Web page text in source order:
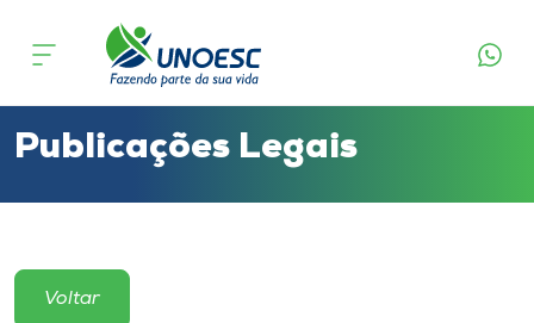
Cursos
Atendimento ao Estudante
Publicações Legais
Voltar